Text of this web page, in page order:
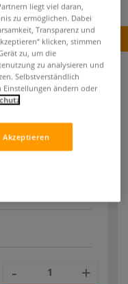
79992
- +
liegt viel daran,
zu ermöglichen. Dabei
Transparenz und
klicken, stimmen
zu, um die
zu analysieren und
Selbstverständlich
Einstellungen ändern oder
Akzeptieren